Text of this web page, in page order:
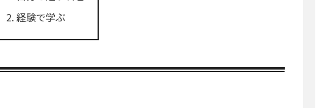
経験で学ぶ